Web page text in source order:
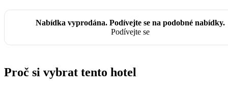
Nabídka vyprodána. Podívejte se na podobné nabídky.
Podívejte se
Proč si vybrat tento hotel